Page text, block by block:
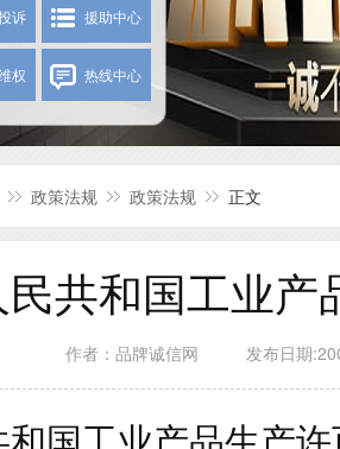
诉 援助中心
权 热线中心
政策法规 政策法规 正文
共和国工业
作者：品牌诚信网 发布日期